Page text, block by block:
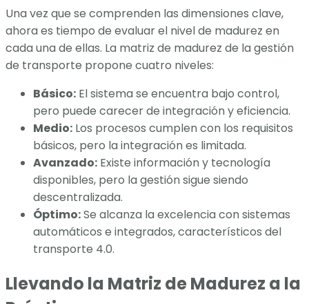
Una vez que se comprenden las dimensiones clave,
ahora es tiempo de evaluar el nivel de madurez en
cada una de ellas. La matriz de madurez de la gestión
de transporte propone cuatro niveles:
Básico: El sistema se encuentra bajo control,
pero puede carecer de integración y eficiencia.
Medio: Los procesos cumplen con los requisitos
básicos, pero la integración es limitada.
Avanzado: Existe información y tecnología
disponibles, pero la gestión sigue siendo
descentralizada.
Óptimo:Se alcanza la excelencia con sistemas
automáticos e integrados, característicos del
transporte 4.0.
Llevando la Matriz de Madurez a la